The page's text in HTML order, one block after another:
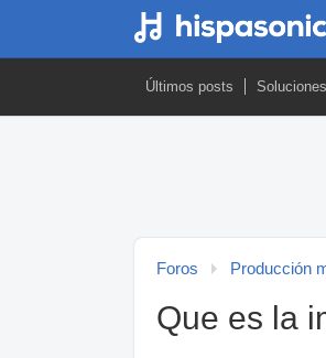
Últimos posts Soluciones
Foros Producción
Que es la